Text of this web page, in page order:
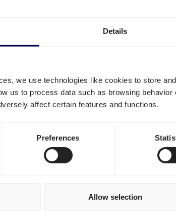
Details
we use technologies like cookies to store
us to process data such as browsing
affect certain features and functions.
Preferences
Allow selection
in
Paketversand
Spanien?
On-
sind direkt auf unserer
fügen konstant neue